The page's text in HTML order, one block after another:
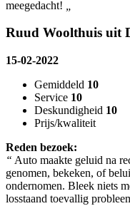
meegedacht!
Ruud Woolthuis uit
15-02-2022
Gemiddeld 10
Service 10
Deskundigheid 10
Prijs/kwaliteit
Reden bezoek:
“ Auto maakte geluid na
genomen, bekeken, of
ondernomen. Bleek niets
losstaand toevallig